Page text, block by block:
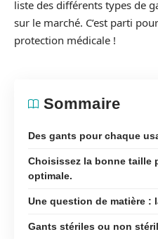
liste des différents types de
sur le marché. C’est parti
protection médicale !
Sommaire
Des gants pour chaque
Choisissez la bonne taille
optimale.
Une question de matière :
Gants stériles ou non